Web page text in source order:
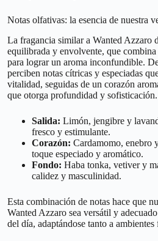
Notas olfativas: la esencia de nuestra
La fragancia similar a Wanted Azzaro
equilibrada y envolvente, que
para lograr un aroma inconfundible.
perciben notas cítricas y especiadas
vitalidad, seguidas de un corazón
que otorga profundidad y sofisticación.
Salida: Limón, jengibre y
fresco y estimulante.
Corazón: Cardamomo, enebro
toque especiado y aromático.
Fondo: Haba tonka, vetiver y
calidez y masculinidad.
Esta combinación de notas hace que
Wanted Azzaro sea versátil y
del día, adaptándose tanto a